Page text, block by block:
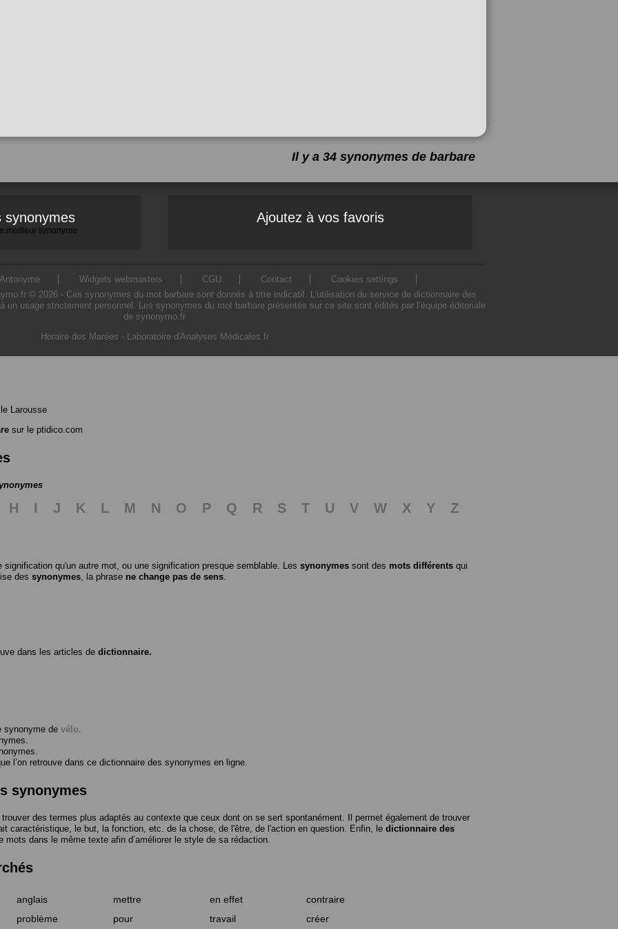
Il y a 34 synonymes de barbare
synonymes
meilleur synonyme
Ajoutez à vos favoris
Antonyme Widgets webmasters CGU Contact
Cookies settings
© 2026 - Ces synonymes du mot barbare sont donnés à titre indicatif. L'utilisation du service de dictionnaire des
un usage strictement personnel. Les synonymes du mot barbare présentés sur ce site sont édités par l’équipe éditoriale
de synonymo.fr
Horaire des Marées - Laboratoire d'Analyses Médicales.fr
Larousse
sur le ptidico.com
H I J K L M N O P Q R S T U V W X Y
Z
qu'un autre mot, ou une signification presque semblable. Les synonymes sont des mots différents qui
des synonymes, la phrase ne change pas de sens.
dans les articles de dictionnaire.
synonyme de vélo.
l’on retrouve dans ce dictionnaire des synonymes en ligne.
synonymes
trouver des termes plus adaptés au contexte que ceux dont on se sert spontanément. Il permet également de trouver
caractéristique, le but, la fonction, etc. de la chose, de l'être, de l'action en question. Enfin, le dictionnaire des
mots dans le même texte afin d’améliorer le style de sa rédaction.
anglais mettre en effet
contraire
problème pour travail créer